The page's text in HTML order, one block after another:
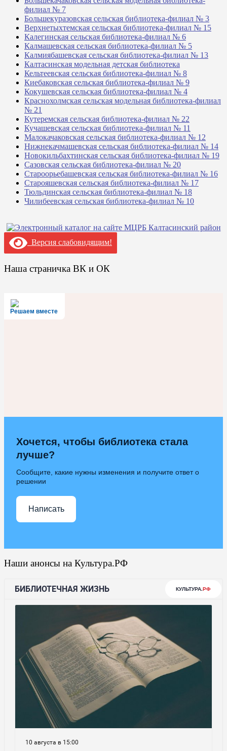
филиал № 7
Большекуразовская сельская библиотека-филиал № 3
Верхнетыхтемская сельская библиотека-филиал № 15
Калегинская сельская библиотека-филиал № 6
Калмашевская сельская библиотека-филиал № 5
Калмиябашевская сельская библиотека-филиал № 13
Калтасинская модельная детская библиотека
Кельтеевская сельская библиотека-филиал № 8
Киебаковская сельская библиотека-филиал № 9
Кокушевская сельская библиотека-филиал № 4
Краснохолмская сельская модельная библиотека-филиал
№ 21
Кутеремская сельская библиотека-филиал № 22
Кучашевская сельская библиотека-филиал № 11
Малокачаковская сельская библиотека-филиал № 12
Нижнекачмашевская сельская библиотека-филиал № 14
Новокильбахтинская сельская библиотека-филиал № 19
Сазовская сельская библиотека-филиал № 20
Староорьебашевская сельская библиотека-филиал № 16
Старояшевская сельская библиотека-филиал № 17
Тюльдинская сельская библиотека-филиал № 18
Чилибеевская сельская библиотека-филиал № 10
Версия слабовидящим!
Наша страничка ВК и ОК
Решаем вместе
Хочется, чтобы библиотека стала
лучше?
Сообщите, какие нужны изменения и получите ответ о
решении
Написать
Наши анонсы на Культура.РФ